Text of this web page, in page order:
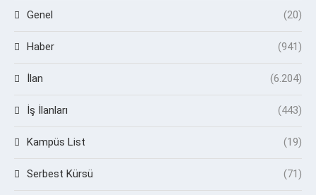
Genel (20)
Haber (941)
İlan (6.204)
İş İlanları (443)
Kampüs List (19)
Serbest Kürsü (71)